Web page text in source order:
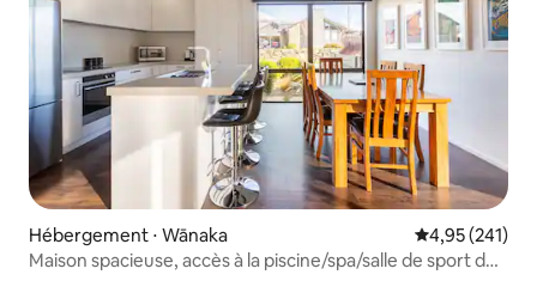
Hébergement ⋅ Wānaka Évaluation
4,95 (241)
Maison spacieuse, accès à la piscine/spa/salle de sport de